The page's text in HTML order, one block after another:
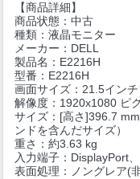
【商品詳細】
商品状態：中古
種類：液晶モニター
メーカー：DELL
製品名：E2216H
型番：E2216H
画面サイズ：21.5インチ
解像度：1920x1080 ピ
サイズ：[高さ]396.7
ンドを含んだサイズ）
重さ：約3.63 kg
入力端子：DisplayPort
表面処理：ノングレア(